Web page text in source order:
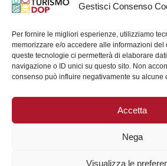
Gestisci Consenso
Per fornire le migliori esperienze, utilizziamo
memorizzare e/o accedere alle informazioni del
queste tecnologie ci permetterà di elaborare
navigazione o ID unici su questo sito. Non
consenso può influire negativamente su alcune
Accetta
Nega
Visualizza le
In collaborazione ORIGIN ITALIA.
del turismo enogastronomico dei
italiani.
Concessione contributo MASAF
15/06/2023
Concessione contributo MASAF,
15/01/2025 (CUP